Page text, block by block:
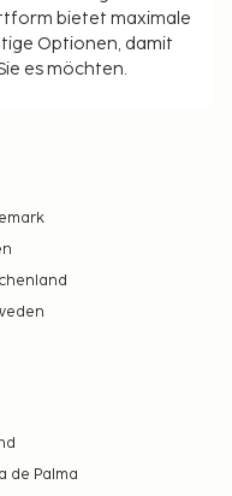
bietet maximale
Optionen, damit
es möchten.
de Palma